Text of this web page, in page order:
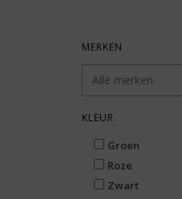
MERKEN
KLEUR
Groen
Roze
Zwart